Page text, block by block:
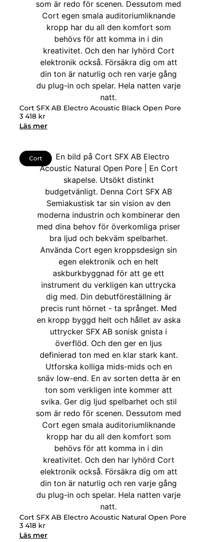
Cort SFX AB Electro Acoustic Black Open Pore
3 418 kr
Läs mer
Cort
Cort SFX AB Electro Acoustic Natural Open Pore
3 418 kr
Läs mer